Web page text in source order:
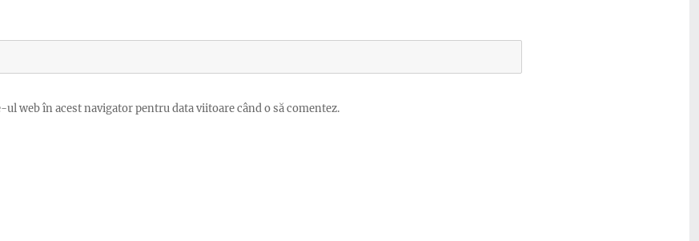
web în acest navigator pentru data viitoare când o să comentez.